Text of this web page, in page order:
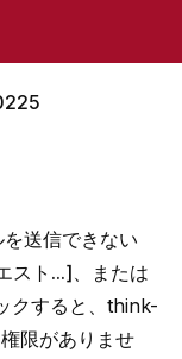
送信できない
スト...]、または
クすると、think-
限がありませ